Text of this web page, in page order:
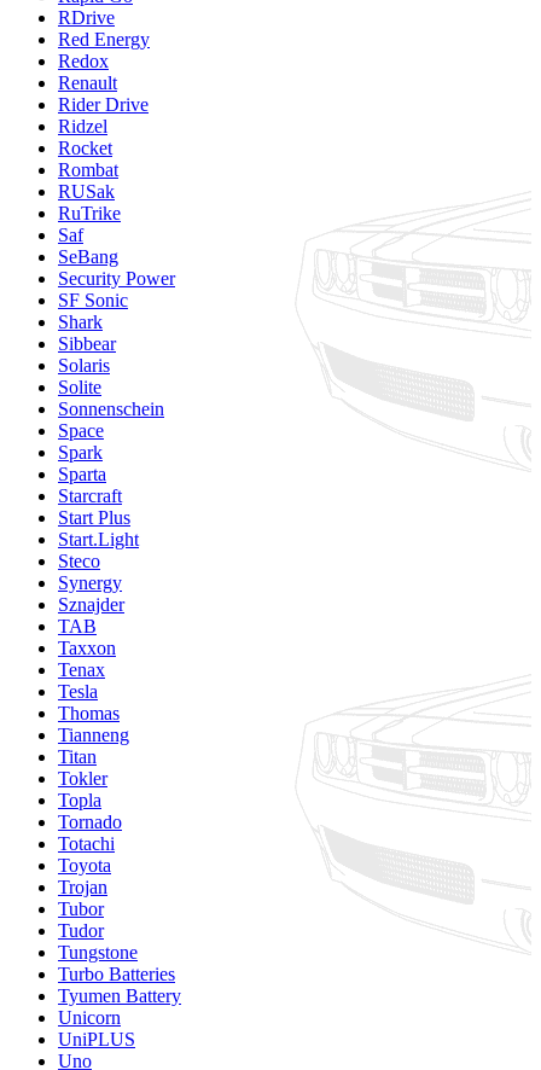
RDrive
Red Energy
Redox
Renault
Rider Drive
Ridzel
Rocket
Rombat
RUSak
RuTrike
Saf
SeBang
Security Power
SF Sonic
Shark
Sibbear
Solaris
Solite
Sonnenschein
Space
Spark
Sparta
Starcraft
Start Plus
Start.Light
Steco
Synergy
Sznajder
TAB
Taxxon
Tenax
Tesla
Thomas
Tianneng
Titan
Tokler
Topla
Tornado
Totachi
Toyota
Trojan
Tubor
Tudor
Tungstone
Turbo Batteries
Tyumen Battery
Unicorn
UniPLUS
Uno